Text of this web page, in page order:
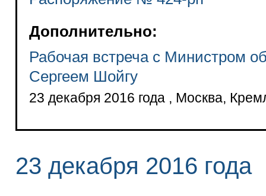
Дополнительно:
Рабочая встреча с Министром
Сергеем Шойгу
23 декабря 2016 года , Москва,
23 декабря 2016 года